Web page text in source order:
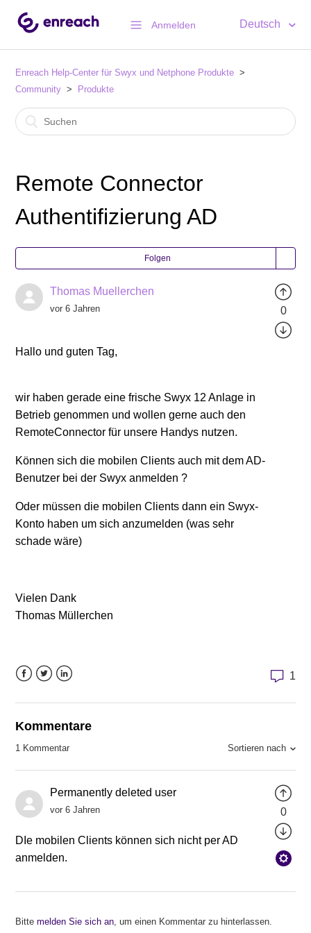
Anmelden Deutsch
Enreach Help-Center für Swyx und Netphone Produkte
Community
Produkte
Remote Connector
Authentifizierung AD
Folgen
Thomas Muellerchen
vor 6 Jahren
Hallo und guten Tag,
wir haben gerade eine frische Swyx 12 Anlage in
Betrieb genommen und wollen gerne auch den
RemoteConnector für unsere Handys nutzen.
Können sich die mobilen Clients auch mit dem AD-
Benutzer bei der Swyx anmelden ?
Oder müssen die mobilen Clients dann ein Swyx-
Konto haben um sich anzumelden (was sehr
schade wäre)
Vielen Dank
Thomas Müllerchen
0
1
Kommentare
1 Kommentar Sortieren nach
Permanently deleted user
vor 6 Jahren
DIe mobilen Clients können sich nicht per AD
anmelden.
0
Bittemelden Sie sich an, um einen Kommentar zu hinterlassen.